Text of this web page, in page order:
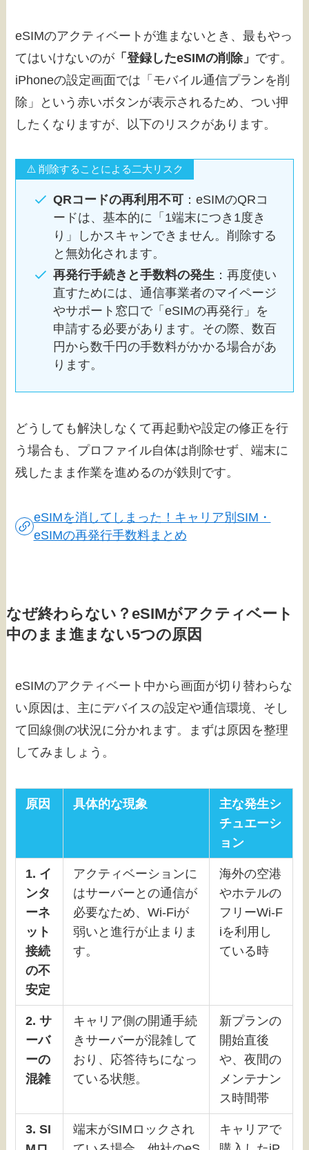
eSIMのアクティベートが進まないとき、最もやっ
てはいけないのが 「登録したeSIMの削除」 です。
iPhoneの設定画面では「モバイル通信プランを削
除」という赤いボタンが表示されるため、つい押
したくなりますが、以下のリスクがあります。
⚠️ 削除することによる二大リスク
QRコードの再利用不可 ：eSIMのQRコ
ードは、基本的に「1端末につき1度き
り」しかスキャンできません。削除する
と無効化されます。
再発行手続きと手数料の発生 ：再度使い
直すためには、通信事業者のマイページ
やサポート窓口で「eSIMの再発行」を
申請する必要があります。その際、数百
円から数千円の手数料がかかる場合があ
ります。
どうしても解決しなくて再起動や設定の修正を行
う場合も、プロファイル自体は削除せず、端末に
残したまま作業を進めるのが鉄則です。
eSIMを消してしまった！キャリア別SIM・
eSIMの再発行手数料まとめ
なぜ終わらない？eSIMがアクティベート
中のまま進まない5つの原因
eSIMのアクティベート中から画面が切り替わらな
い原因は、主にデバイスの設定や通信環境、そし
て回線側の状況に分かれます。まずは原因を整理
してみましょう。
原因 具体的な現象
主な発生シ
チュエーシ
ョン
1. イ
ンタ
ーネ
ット
接続
の不
安定
アクティベーションに
はサーバーとの通信が
必要なため、Wi-Fiが
弱いと進行が止まりま
す。
海外の空港
やホテルの
フリーWi-F
iを利用し
ている時
2. サ
ーバ
ーの
混雑
キャリア側の開通手続
きサーバーが混雑して
おり、応答待ちになっ
ている状態。
新プランの
開始直後
や、夜間の
メンテナン
ス時間帯
3. SI
端末がSIMロックされ
キャリアで